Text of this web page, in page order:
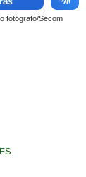
do
fotógrafo/Secom